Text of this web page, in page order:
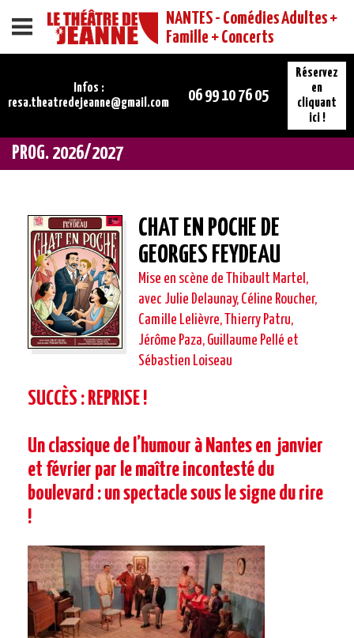
Menu
NANTES - Comédies Adultes +
Famille + Concerts
Infos :
resa.theatredejeanne@gmail.com
06 99 10 76 05
Réservez
en
cliquant
ici !
PROG. 2026/2027
CHAT EN POCHE DE
GEORGES FEYDEAU
Mise en scène de Thibault Martel,
avec Julie Delaunay, Céline Roucher,
Camille Lelièvre, Thierry Patru,
Jérôme Paza, Guillaume Pellé et
Sébastien Loiseau
SUCCÈS : REPRISE !
Un classique de l’humour à Nantes en janvier
et février par le maître incontesté du
boulevard : un spectacle sous le signe du rire
!